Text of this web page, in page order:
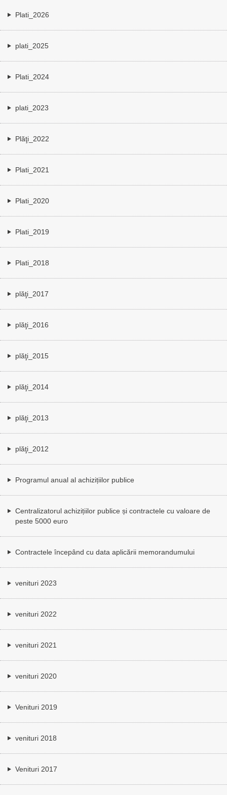
Plati_2026
plati_2025
Plati_2024
plati_2023
Plăţi_2022
Plati_2021
Plati_2020
Plati_2019
Plati_2018
plăţi_2017
plăţi_2016
plăţi_2015
plăţi_2014
plăţi_2013
plăţi_2012
Programul anual al achizițiilor publice
Centralizatorul achizițiilor publice și contractele cu valoare de
peste 5000 euro
Contractele începând cu data aplicării memorandumului
venituri 2023
venituri 2022
venituri 2021
venituri 2020
Venituri 2019
venituri 2018
Venituri 2017